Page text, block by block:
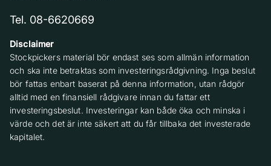
Tel. 08-6620669
Disclaimer
Stockpickers material bör endast ses som allmän information
och ska inte betraktas som investeringsrådgivning. Inga beslut
bör fattas enbart baserat på denna information, utan rådgör
alltid med en finansiell rådgivare innan du fattar ett
investeringsbeslut. Investeringar kan både öka och minska i
värde och det är inte säkert att du får tillbaka det investerade
kapitalet.